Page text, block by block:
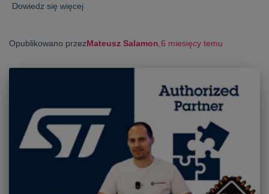
Dowiedz się więcej
Opublikowano przezMateusz Salamon 6 miesięcy temu